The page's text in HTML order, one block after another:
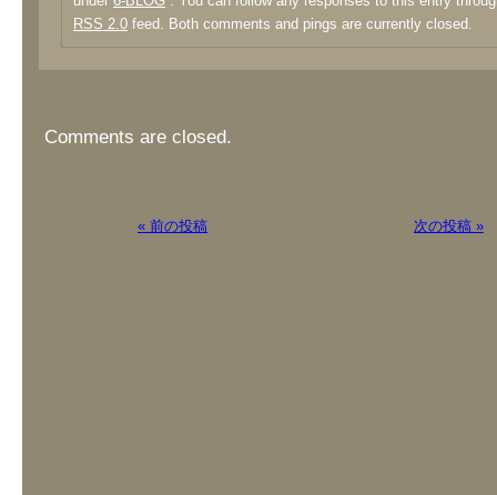
RSS 2.0 feed. Both comments and pings are currently closed.
Comments are closed.
« 前の投稿 次の投稿 »